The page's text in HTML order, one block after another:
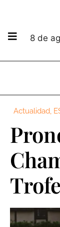
8 de
Actualidad,